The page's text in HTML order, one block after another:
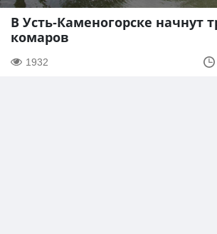
В Усть-Каменогорске начнут
комаров
1932